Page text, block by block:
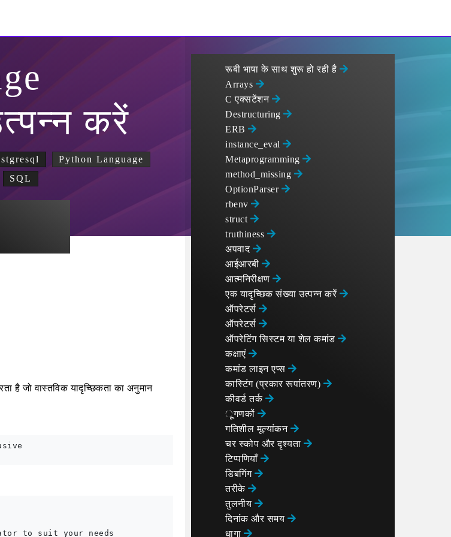
करें
Python Language
SQL
है जो वास्तविक यादृच्छिकता का अनुमान
रूबी भाषा के साथ शुरू हो रही है
Arrays
C एक्सटेंशन
Destructuring
ERB
instance_eval
Metaprogramming
method_missing
OptionParser
rbenv
struct
truthiness
अपवाद
आईआरबी
आत्मनिरीक्षण
एक यादृच्छिक संख्या उत्पन्न करें
ऑपरेटर्स
ऑपरेटर्स
ऑपरेटिंग सिस्टम या शेल कमांड
कक्षाएं
कमांड लाइन एप्स
कास्टिंग (प्रकार रूपांतरण)
कीवर्ड तर्क
ूगणकों
गतिशील मूल्यांकन
चर स्कोप और दृश्यता
टिप्पणियाँ
डिबगिंग
तरीके
तुलनीय
दिनांक और समय
धागा